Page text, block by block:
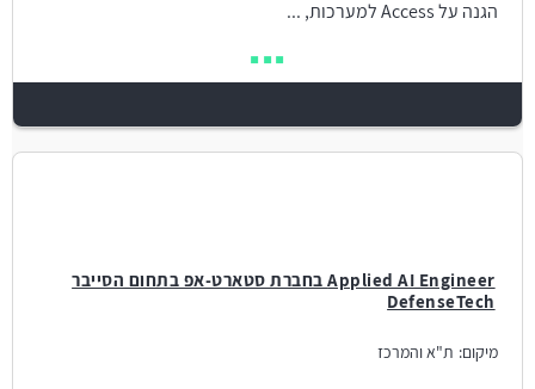
הגנה על Access למערכות, ...
Applied AI Engineer בחברת סטארט-אפ בתחום הסייבר
DefenseTech
מיקום: ת"א והמרכז